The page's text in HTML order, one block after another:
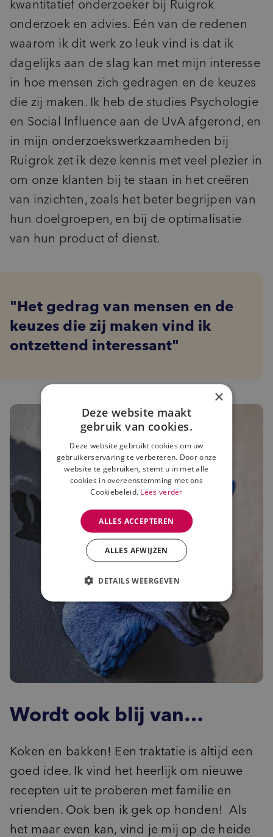
kwantitatief onderzoeker bij Ruigrok
onderzoek en advies. Eén van de redenen
waarom ik dit werk zo leuk vind is dat ik
dagelijks aan de slag kan met mijn interesse
in hoe mensen zich gedragen en de keuzes
die zij maken. Ik heb de studies Psychologie
en Social Influence aan de UvA afgerond, en
in mijn onderzoekswerkzaamheden bij
Ruigrok zet ik deze kennis met veel plezier in
om onze klanten bij te staan in het creëren
van inzichten, zoals het beter begrijpen van
hun doelgroepen, en bij de optimalisatie
van hun product of dienst.
Het gedrag van mensen en de
keuzes die zij maken vind ik
ontzettend interessant
Wordt ook blij van…
Koken en bakken! Een traktatie is altijd een
goed idee. Ik vind het heerlijk om nieuwe
recepten uit te proberen met familie en
vrienden. Ook ben ik gek op honden! Als
het maar even kan, vind je mij op de heide
×
Deze website maakt
gebruik van cookies.
Deze website gebruikt cookies om uw
gebruikerservaring te verbeteren. Door onze
website te gebruiken, stemt u in met alle
cookies in overeenstemming met ons
Cookiebeleid. Lees verder
ALLES ACCEPTEREN
ALLES AFWIJZEN
DETAILS WEERGEVEN